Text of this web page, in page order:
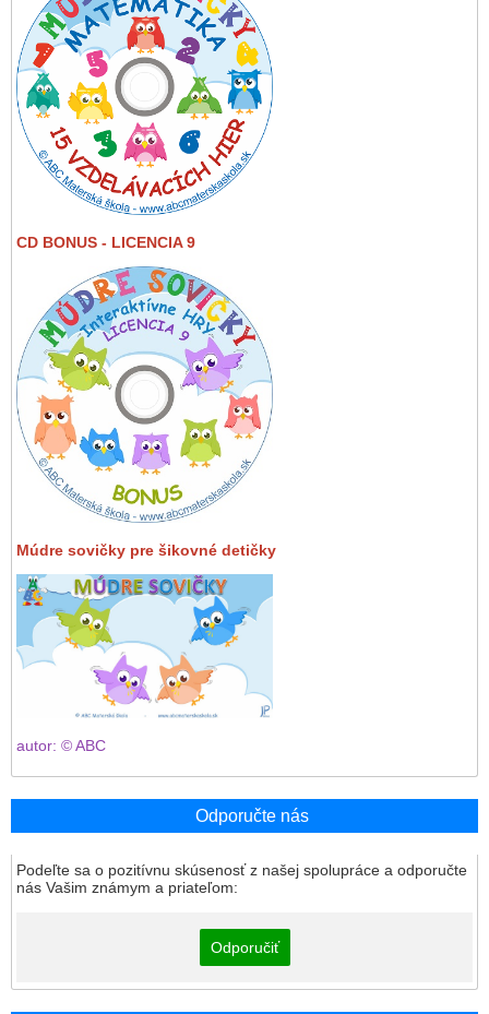
CD BONUS - LICENCIA 9
Múdre sovičky pre šikovné detičky
autor: © ABC
Odporučte nás
Podeľte sa o pozitívnu skúsenosť z našej spolupráce a odporučte
nás Vašim známym a priateľom:
Odporučiť